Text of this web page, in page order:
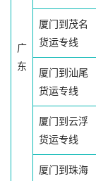
广
东
厦门到茂名
货运专线
厦门到汕尾
货运专线
厦门到云浮
货运专线
厦门到珠海